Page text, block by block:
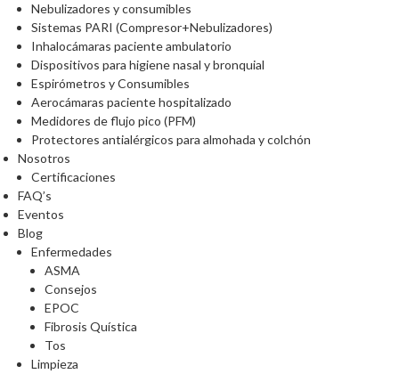
Nebulizadores y consumibles
Sistemas PARI (Compresor+Nebulizadores)
Inhalocámaras paciente ambulatorio
Dispositivos para higiene nasal y bronquial
Espirómetros y Consumibles
Aerocámaras paciente hospitalizado
Medidores de flujo pico (PFM)
Protectores antialérgicos para almohada y colchón
Nosotros
Certificaciones
FAQ’s
Eventos
Blog
Enfermedades
ASMA
Consejos
EPOC
Fibrosis Quística
Tos
Limpieza